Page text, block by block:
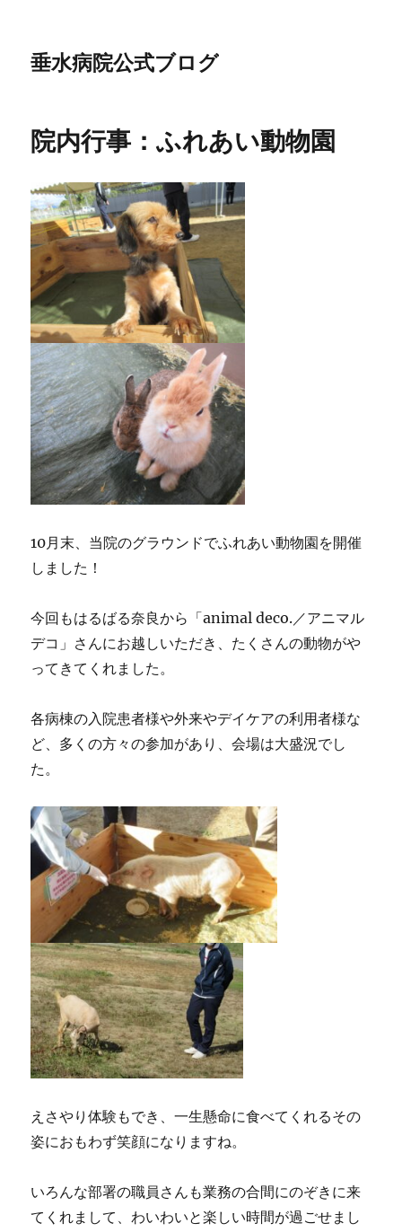
垂水病院公式ブログ
院内行事：ふれあい動物園
10月末、当院のグラウンドでふれあい動物園を開催
しました！
今回もはるばる奈良から「animal deco.／アニマル
デコ」さんにお越しいただき、たくさんの動物がや
ってきてくれました。
各病棟の入院患者様や外来やデイケアの利用者様な
ど、多くの方々の参加があり、会場は大盛況でし
た。
えさやり体験もでき、一生懸命に食べてくれるその
姿におもわず笑顔になりますね。
いろんな部署の職員さんも業務の合間にのぞきに来
てくれまして、わいわいと楽しい時間が過ごせまし